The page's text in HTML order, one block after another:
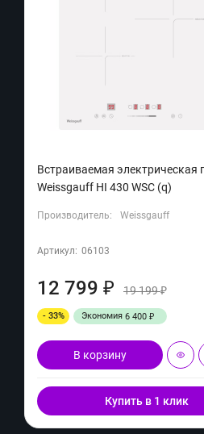
Встраиваемая электрическая
Weissgauff HI 430 WSC (q)
Производитель: Weissgauff
Артикул: 06103
12 799 ₽ 19 199₽
- 33% Экономия 6 400 ₽
В корзину
Купить в 1 клик